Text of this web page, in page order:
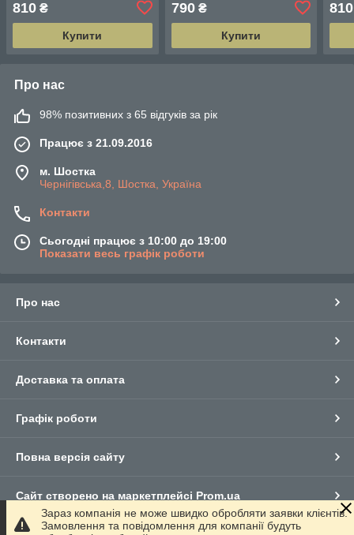
1.06 м
810 ₴
Купити
ширина 1.06
790₴
Купити
810
Про нас
98% позитивних з 65 відгуків за рік
Працює з 21.09.2016
м. Шостка
Чернігівська,8, Шостка, Україна
Контакти
Сьогодні працює з 10:00 до 19:00
Показати весь графік роботи
Про нас
Контакти
Доставка та оплата
Графік роботи
Повна версія сайту
Сайт створено на маркетплейсі Prom.ua
Зараз компанія не може швидко обробляти заявки клієнтів.
Замовлення та повідомлення для компанії будуть